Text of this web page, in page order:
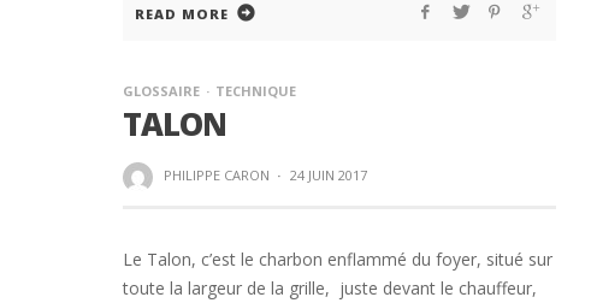
READ MORE
GLOSSAIRE TECHNIQUE
TALON
PHILIPPE CARON · 24 JUIN 2017
Le Talon, c’est le charbon enflammé du foyer, situé sur
toute la largeur de la grille, juste devant le chauffeur,